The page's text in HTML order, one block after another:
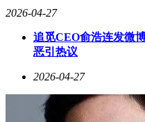
目前，月球陨落项目的具体
仍在敲定成本与预算细节，
能够按计划完成任务。他
期交付充满信心。
2026-04-27
追觅CEO俞浩连发微
恶引热议
2026-04-27